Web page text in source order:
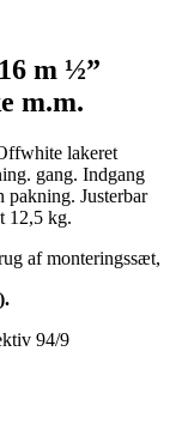
m ½”
m.m.
lakeret
gang. Indgang
pakning. Justerbar
12,5 kg.
af monteringssæt,
94/9